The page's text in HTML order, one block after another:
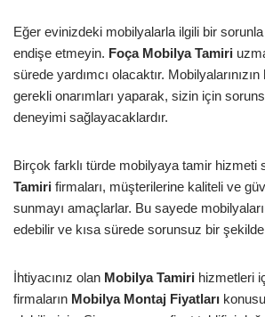
Eğer evinizdeki mobilyalarla ilgili bir sorunla
endişe etmeyin. Foça Mobilya Tamiri
sürede yardımcı olacaktır.
gerekli onarımları yaparak, sizin için
deneyimi sağlayacaklardır.
Birçok farklı türde mobilyaya tamir hizmeti
Tamiri firmaları, müşterilerine kaliteli ve
sunmayı amaçlarlar. Bu sayede
edebilir ve kısa sürede sorunsuz bir
İhtiyacınız olan Mobilya Tamiri hizmetleri
firmaların Mobilya Montaj Fiyatları